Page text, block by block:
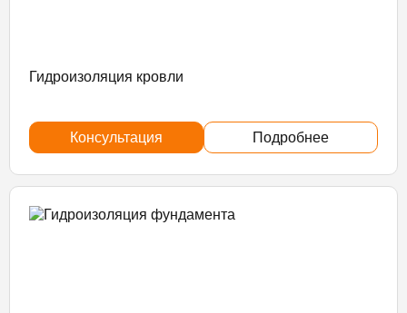
Гидроизоляция кровли
Консультация Подробнее